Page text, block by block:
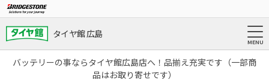
タイヤ館 広島
バッテリーの事ならタイヤ館広島店へ！品揃え充実です（一部商
品はお取り寄せです）